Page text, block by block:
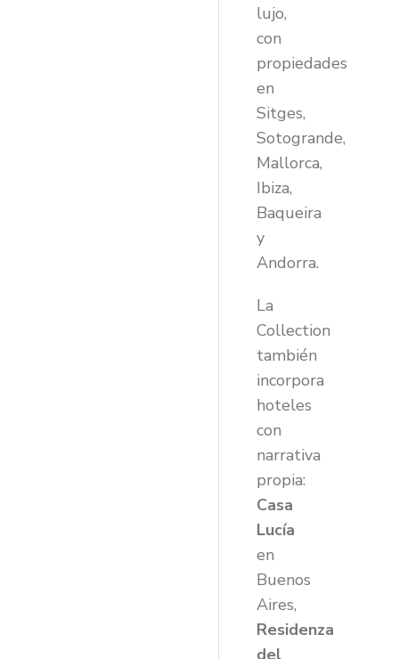
lujo,
con
propiedades
en
Sitges,
Sotogrande,
Mallorca,
Ibiza,
Baqueira
y
Andorra.
La
Collection
también
incorpora
hoteles
con
narrativa
propia:
Casa
Lucía
en
Buenos
Aires,
Residenza
del